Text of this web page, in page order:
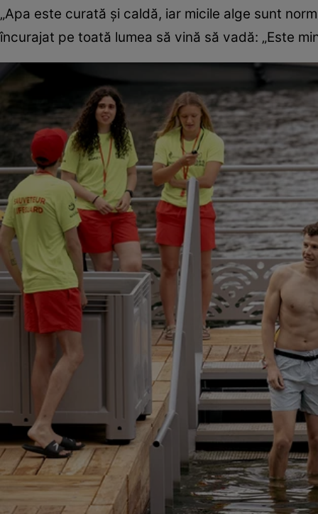
„Apa este curată şi caldă, iar micile alge sunt
încurajat pe toată lumea să vină să vadă: „Este